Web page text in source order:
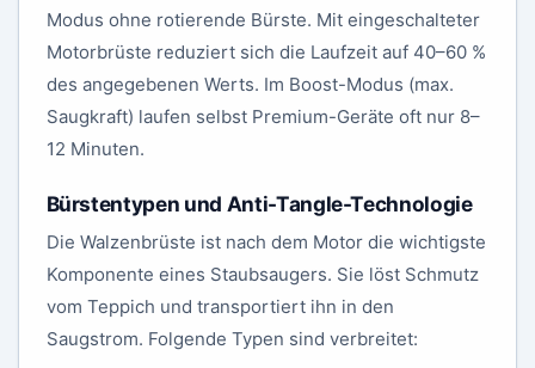
Modus ohne rotierende Bürste. Mit eingeschalteter
Motorbrüste reduziert sich die Laufzeit auf 40–60 %
des angegebenen Werts. Im Boost-Modus (max.
Saugkraft) laufen selbst Premium-Geräte oft nur 8–
12 Minuten.
Bürstentypen und Anti-Tangle-Technologie
Die Walzenbrüste ist nach dem Motor die wichtigste
Komponente eines Staubsaugers. Sie löst Schmutz
vom Teppich und transportiert ihn in den
Saugstrom. Folgende Typen sind verbreitet: